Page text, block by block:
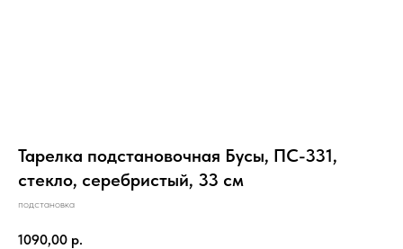
Тарелка подстановочная Бусы, ПС-331,
стекло, серебристый, 33 см
подстановка
1090,00 р.